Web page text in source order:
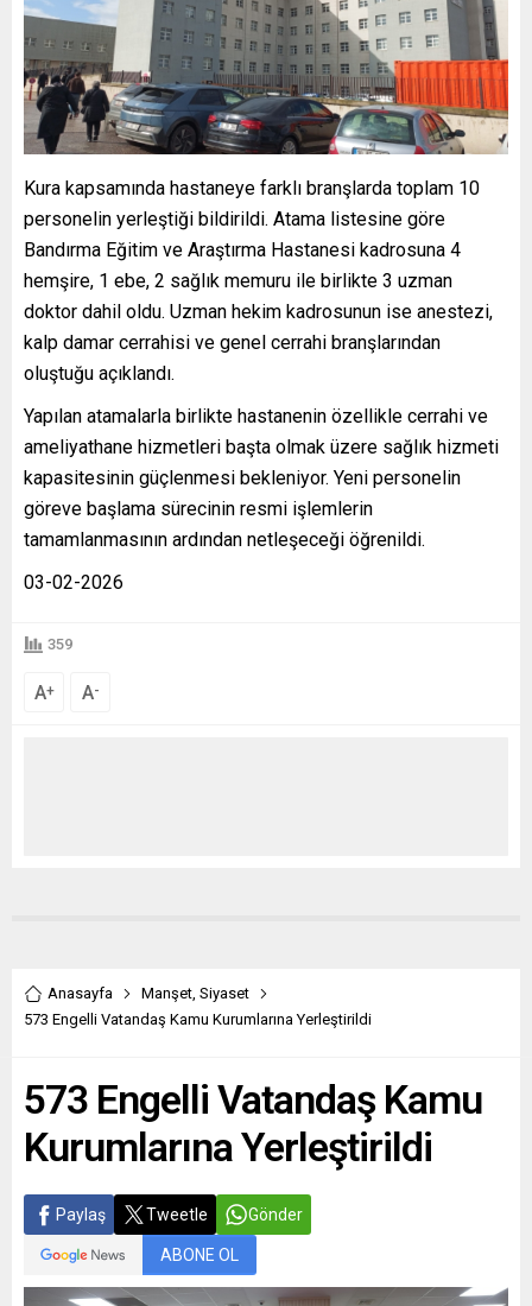
Kura kapsamında hastaneye farklı branşlarda toplam 10
personelin yerleştiği bildirildi. Atama listesine göre
Bandırma Eğitim ve Araştırma Hastanesi kadrosuna 4
hemşire, 1 ebe, 2 sağlık memuru ile birlikte 3 uzman
doktor dahil oldu. Uzman hekim kadrosunun ise anestezi,
kalp damar cerrahisi ve genel cerrahi branşlarından
oluştuğu açıklandı.
Yapılan atamalarla birlikte hastanenin özellikle cerrahi ve
ameliyathane hizmetleri başta olmak üzere sağlık hizmeti
kapasitesinin güçlenmesi bekleniyor. Yeni personelin
göreve başlama sürecinin resmi işlemlerin
tamamlanmasının ardından netleşeceği öğrenildi.
03-02-2026
359
A+ A-
Anasayfa Manşet Siyaset
573 Engelli Vatandaş Kamu Kurumlarına Yerleştirildi
573 Engelli Vatandaş Kamu
Kurumlarına Yerleştirildi
Paylaş Tweetle Gönder
ABONE OL